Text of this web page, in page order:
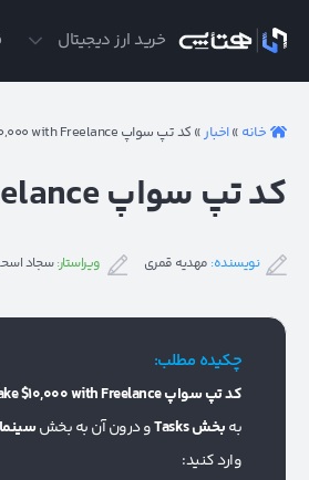
خرید ارز دیجیتال
خانه »اخبار» کد تپ سواپ Make $10,000 with Freelance
کد تپ سواپ Make $10,000 with Freelance
نویسنده: مهدیه قمری ویراستار:سجاد
چکیده مطلب:
کد تپ سواپ Make $10,000 with Freelance
بهبخش Tasks و درون آن به بخشسینما
وارد کنید: